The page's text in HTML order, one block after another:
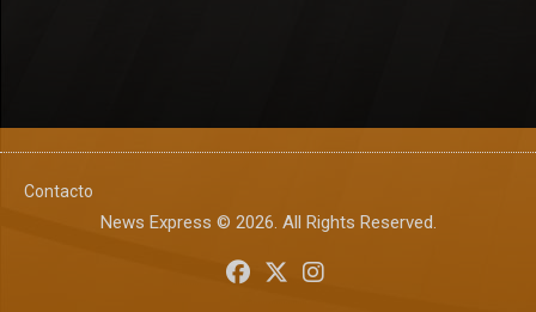
Contacto
News Express © 2026. All Rights Reserved.